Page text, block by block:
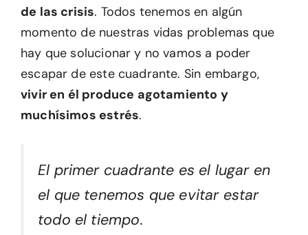
de las crisis. Todos tenemos en algún
momento de nuestras vidas problemas que
hay que solucionar y no vamos a poder
escapar de este cuadrante. Sin embargo,
vivir en él produce agotamiento y
muchísimos estrés.
El primer cuadrante es el lugar en
el que tenemos que evitar estar
todo el tiempo.